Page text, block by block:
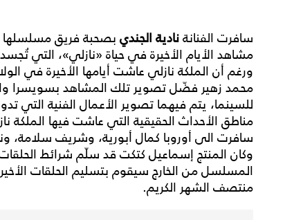
سافرت الفنانةنادية الجندي بصحبة فريق مسلسلها
مشاهد الأيام الأخيرة في حياة «نازلي»، التي
ورغم أن الملكة نازلي عاشت أيامها الأخيرة في
محمد زهير فضّل تصوير تلك المشاهد بسويسرا
للسينما، يتم فيهما تصوير الأعمال الفنية التي
مناطق الأحداث الحقيقية التي عاشت فيها
سافرت الى أوروبا كمال أبورية، وشريف سلامة،
وكان المنتج إسماعيل كتكت قد سلّم شرائط
المسلسل من الخارج سيقوم بتسليم الحلقات
منتصف الشهر الكريم.